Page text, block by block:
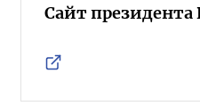
Сайт президента